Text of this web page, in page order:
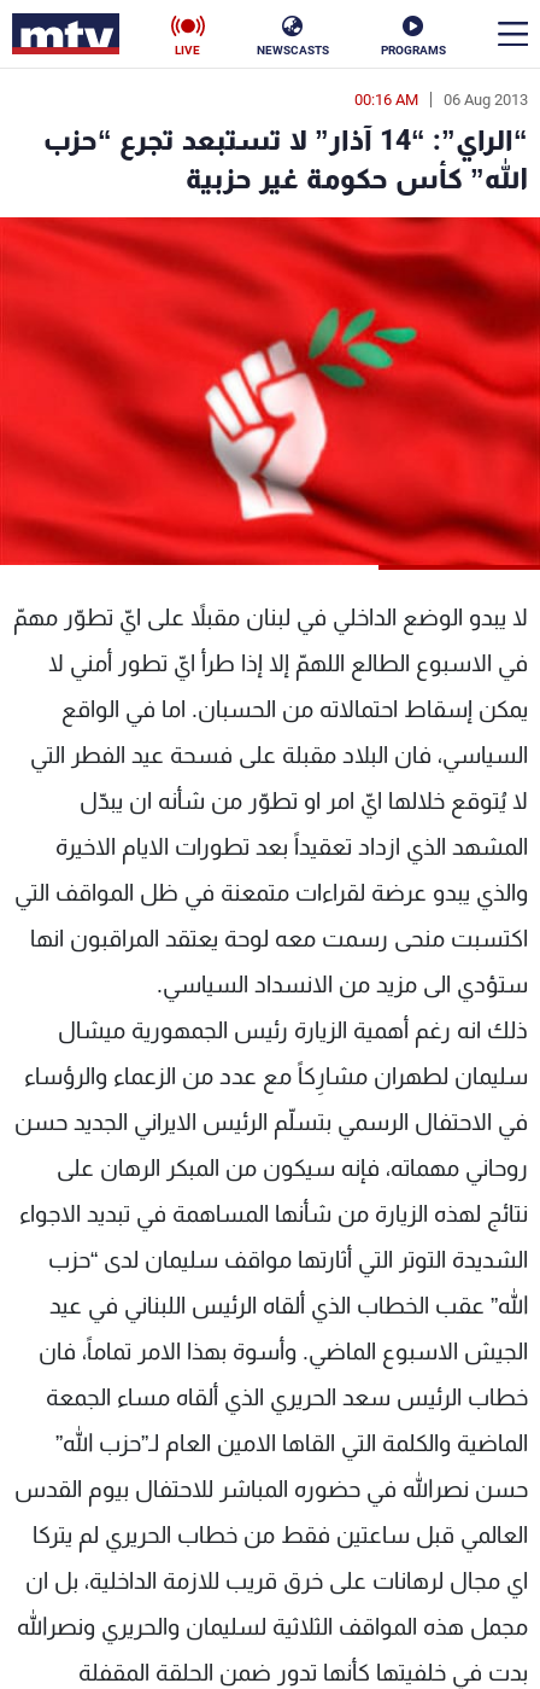
PROGRAMS
NEWSCASTS
LIVE
06 Aug 2013
00:16 AM
“الراي”: “14 آذار” لا تستبعد تجرع “حزب
الله” كأس حكومة غير حزبية
لا يبدو الوضع الداخلي في لبنان مقبلاً على ايّ تطوّر مهمّ
في الاسبوع الطالع اللهمّ إلا إذا طرأ ايّ تطور أمني لا
يمكن إسقاط احتمالاته من الحسبان. اما في الواقع
السياسي، فان البلاد مقبلة على فسحة عيد الفطر التي
لا يُتوقع خلالها ايّ امر او تطوّر من شأنه ان يبدّل
المشهد الذي ازداد تعقيداً بعد تطورات الايام الاخيرة
والذي يبدو عرضة لقراءات متمعنة في ظل المواقف التي
اكتسبت منحى رسمت معه لوحة يعتقد المراقبون انها
ستؤدي الى مزيد من الانسداد السياسي.
ذلك انه رغم أهمية الزيارة رئيس الجمهورية ميشال
سليمان لطهران مشارِكاً مع عدد من الزعماء والرؤساء
في الاحتفال الرسمي بتسلّم الرئيس الايراني الجديد حسن
روحاني مهماته، فإنه سيكون من المبكر الرهان على
نتائج لهذه الزيارة من شأنها المساهمة في تبديد الاجواء
الشديدة التوتر التي أثارتها مواقف سليمان لدى “حزب
الله” عقب الخطاب الذي ألقاه الرئيس اللبناني في عيد
الجيش الاسبوع الماضي. وأسوة بهذا الامر تماماً، فان
خطاب الرئيس سعد الحريري الذي ألقاه مساء الجمعة
الماضية والكلمة التي القاها الامين العام لـ”حزب الله”
حسن نصرالله في حضوره المباشر للاحتفال بيوم القدس
العالمي قبل ساعتين فقط من خطاب الحريري لم يتركا
اي مجال لرهانات على خرق قريب للازمة الداخلية، بل ان
مجمل هذه المواقف الثلاثية لسليمان والحريري ونصرالله
بدت في خلفيتها كأنها تدور ضمن الحلقة المقفلة
en
الأخبار
سياسة ناس
إقتصاد فن
منوعات رياضة
كأس العالم
البرامج
جدول البرامج
شاهد البرامج
عن MTV
الإنـتـاج
لاعلاناتكم
وظائف
تواصل معنا
شروط الإسـتخدام
سياسة الخصوصية